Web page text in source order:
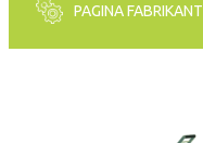
PAGINA FABRIKANT